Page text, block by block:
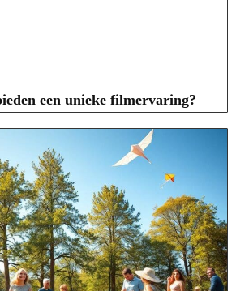
een unieke filmervaring?